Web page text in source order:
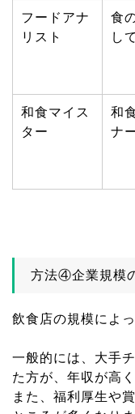
フードアナ
リスト
食
し
和食マイス
ター
和
ナ
方法④企業規模
飲食店の規模によ
一般的には、大手
た方が、年収が高
また、福利厚生や